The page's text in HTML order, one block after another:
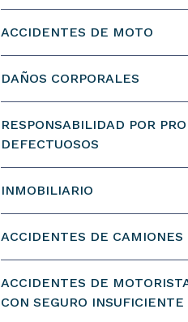
ACCIDENTES DE MOTO
DAÑOS CORPORALES
RESPONSABILIDAD POR
DEFECTUOSOS
INMOBILIARIO
ACCIDENTES DE CAMIONES
ACCIDENTES DE
CON SEGURO INSUFICIENTE